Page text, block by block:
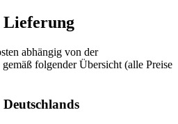
Lieferung
abhängig von der
folgender Übersicht (alle Preise